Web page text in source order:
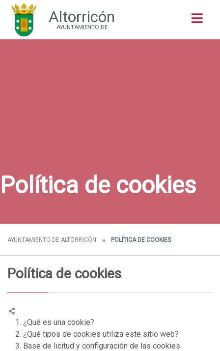
Altorricón
AYUNTAMIENTO DE
Política de cookies
AYUNTAMIENTO DE ALTORRICÓN POLÍTICA DE COOKIES
Política de cookies
1. ¿Qué es una cookie?
2. ¿Qué tipos de cookies utiliza este sitio web?
3. Base de licitud y configuración de las cookies